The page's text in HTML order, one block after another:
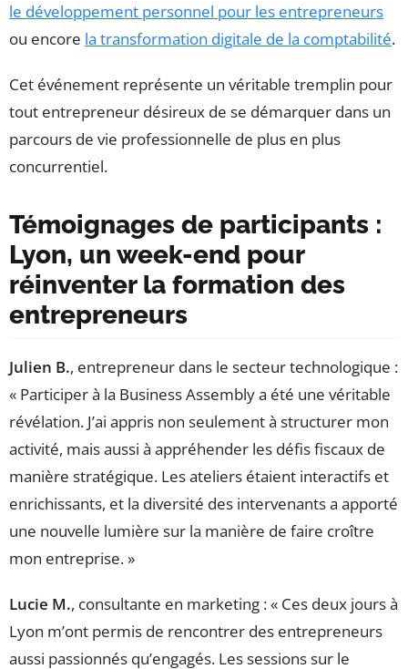
le développement personnel pour les entrepreneurs
ou encore la transformation digitale de la comptabilité.
Cet événement représente un véritable tremplin pour
tout entrepreneur désireux de se démarquer dans un
parcours de vie professionnelle de plus en plus
concurrentiel.
Témoignages de participants :
Lyon, un week-end pour
réinventer la formation des
entrepreneurs
Julien B., entrepreneur dans le secteur technologique :
« Participer à la Business Assembly a été une véritable
révélation. J’ai appris non seulement à structurer mon
activité, mais aussi à appréhender les défis fiscaux de
manière stratégique. Les ateliers étaient interactifs et
enrichissants, et la diversité des intervenants a apporté
une nouvelle lumière sur la manière de faire croître
mon entreprise. »
Lucie M., consultante en marketing : « Ces deux jours à
Lyon m’ont permis de rencontrer des entrepreneurs
aussi passionnés qu’engagés. Les sessions sur le